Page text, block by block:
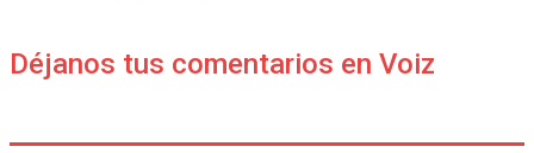
Déjanos tus comentarios en Voiz